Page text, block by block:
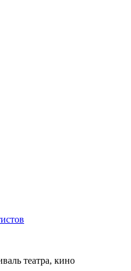
театра, кино